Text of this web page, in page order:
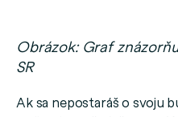
Obrázok: Graf
SR
Ak sa nepostaráš o svoju